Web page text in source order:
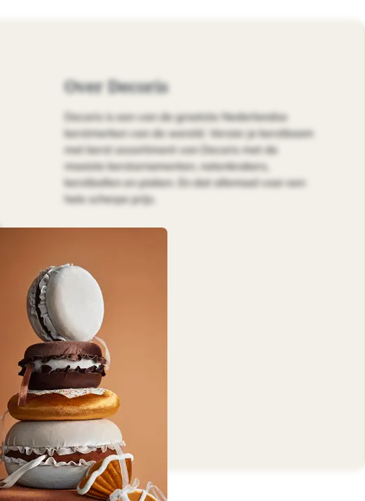
Over Decoris
Decoris is een van de grootste Nederlandse
kerstmerken van de wereld. Versier je kerstboom
met kerst assortiment van Decoris met de
mooiste kerstornamenten, notenkrakers,
kerstballen en pieken. En dat allemaal voor een
hele scherpe prijs.